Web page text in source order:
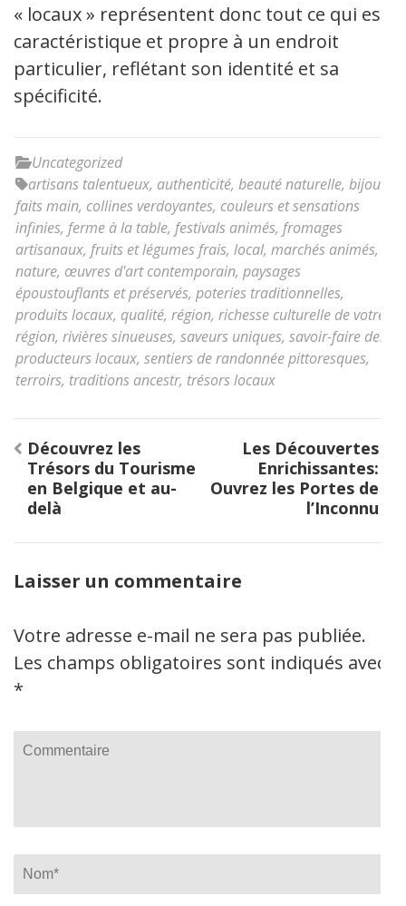
« locaux » représentent donc tout ce qui est
caractéristique et propre à un endroit
particulier, reflétant son identité et sa
spécificité.
Uncategorized
artisans talentueux, authenticité, beauté naturelle, bijoux
faits main, collines verdoyantes, couleurs et sensations
infinies, ferme à la table, festivals animés, fromages
artisanaux, fruits et légumes frais, local, marchés animés,
nature, œuvres d'art contemporain, paysages
époustouflants et préservés, poteries traditionnelles,
produits locaux, qualité, région, richesse culturelle de votre
région, rivières sinueuses, saveurs uniques, savoir-faire des
producteurs locaux, sentiers de randonnée pittoresques,
terroirs, traditions ancestr, trésors locaux
Navigation
de
l’article
Découvrez les
Trésors du Tourisme
en Belgique et au-
delà
Les Découvertes
Enrichissantes:
Ouvrez les Portes de
l’Inconnu
Laisser un commentaire
Votre adresse e-mail ne sera pas publiée.
Les champs obligatoires sont indiqués avec
*
Commentaire
Name